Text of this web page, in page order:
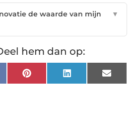
de waarde van mijn
▼
hem dan op:
Pinterest LinkedIn Email